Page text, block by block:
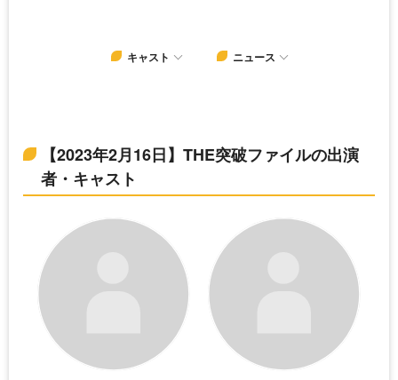
キャスト ニュース
【2023年2月16日】THE突破ファイルの出演
者・キャスト